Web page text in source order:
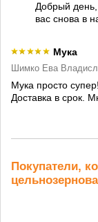
Добрый
вас снова в
Мука
Шимко Ева
Мука просто
Доставка в срок.
Покупатели,